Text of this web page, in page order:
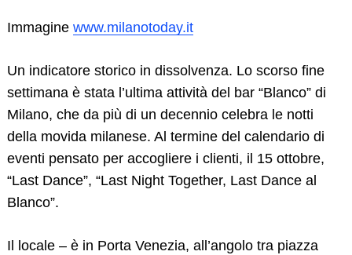
Immagine www.milanotoday.it
Un indicatore storico in dissolvenza. Lo scorso fine
settimana è stata l’ultima attività del bar “Blanco” di
Milano, che da più di un decennio celebra le notti
della movida milanese. Al termine del calendario di
eventi pensato per accogliere i clienti, il 15 ottobre,
“Last Dance”, “Last Night Together, Last Dance al
Blanco”.
Il locale – è in Porta Venezia, all’angolo tra piazza